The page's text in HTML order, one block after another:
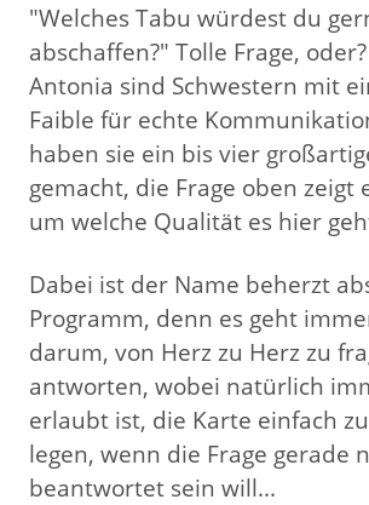
"Welches Tabu würdest du
abschaffen?" Tolle Frage,
Antonia sind Schwestern mit
Faible für echte
haben sie ein bis vier
gemacht, die Frage oben zeigt
um welche Qualität es hier
Dabei ist der Name beherzt
Programm, denn es geht
darum, von Herz zu Herz zu
antworten, wobei natürlich
erlaubt ist, die Karte einfach
legen, wenn die Frage gerade
beantwortet sein will...